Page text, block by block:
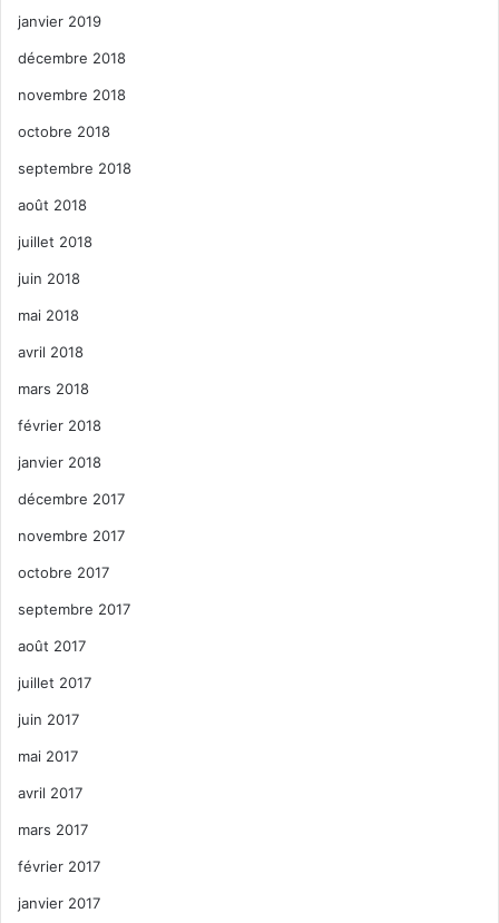
janvier 2019
décembre 2018
novembre 2018
octobre 2018
septembre 2018
août 2018
juillet 2018
juin 2018
mai 2018
avril 2018
mars 2018
février 2018
janvier 2018
décembre 2017
novembre 2017
octobre 2017
septembre 2017
août 2017
juillet 2017
juin 2017
mai 2017
avril 2017
mars 2017
février 2017
janvier 2017